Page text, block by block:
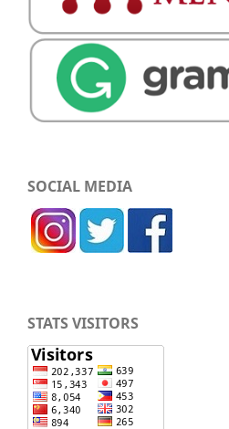
SOCIAL MEDIA
STATS VISITORS